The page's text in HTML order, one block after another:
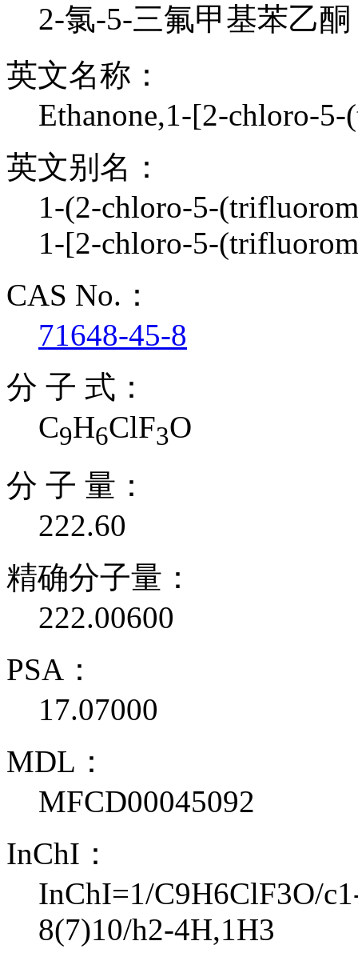
2-氯-5-三氟甲基苯乙酮
英文名称：
Ethanone,1-[2-chloro-
英文别名：
1-(2-chloro-5-
1-[2-chloro-5-
CAS No.：
71648-45-8
分 子 式：
C9H6ClF3O
分 子 量：
222.60
精确分子量：
222.00600
PSA：
17.07000
MDL：
MFCD00045092
InChI：
InChI=1/C9H6ClF3O/
8(7)10/h2-4H,1H3